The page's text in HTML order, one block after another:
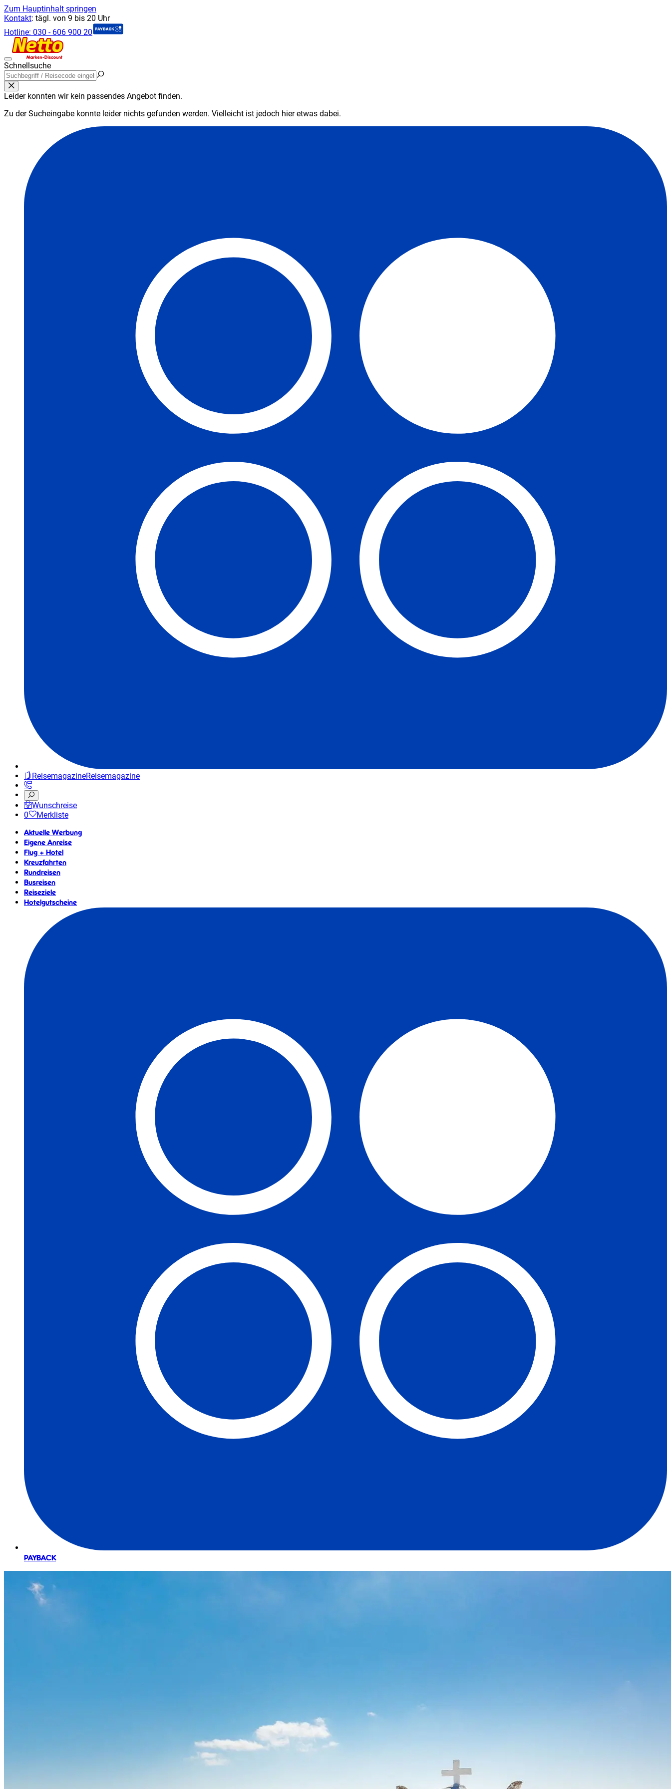
Zum Hauptinhalt springen
Kontakt: tägl. von 9 bis 20 Uhr
Hotline: 030 - 606 900 20
Schnellsuche
Leider konnten wir kein passendes Angebot finden.
Zu der Sucheingabe konnte leider nichts gefunden werden. Vielleicht ist jedoch hier etwas dabei.
ReisemagazineReisemagazine
Wunschreise
0
Merkliste
Aktuelle Werbung
Eigene Anreise
Flug + Hotel
Kreuzfahrten
Rundreisen
Busreisen
Reiseziele
Hotelgutscheine
PAYBACK